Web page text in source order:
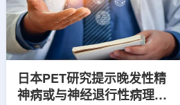
日本PET研究提示晚发性精
神病或与神经退行性病理相